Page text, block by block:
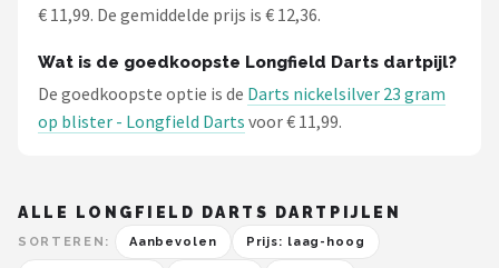
€ 11,99. De gemiddelde prijs is € 12,36.
Wat is de goedkoopste Longfield Darts dartpijl?
De goedkoopste optie is de Darts nickelsilver 23 gram
op blister - Longfield Darts voor € 11,99.
ALLE LONGFIELD DARTS DARTPIJLEN
SORTEREN: Aanbevolen Prijs: laag-hoog